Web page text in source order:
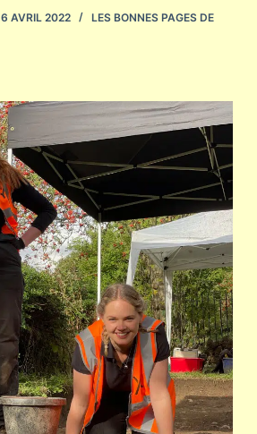
6 AVRIL 2022
LES BONNES PAGES DE